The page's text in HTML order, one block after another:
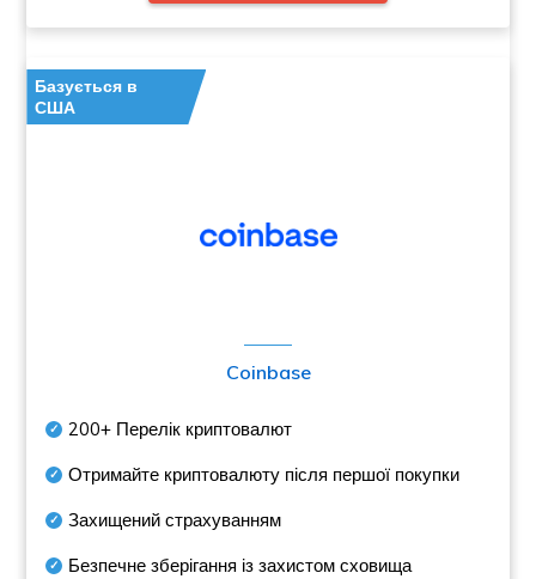
Базується в
США
Coinbase
200+ Перелік криптовалют
Отримайте криптовалюту після першої покупки
Захищений страхуванням
Безпечне зберігання із захистом сховища